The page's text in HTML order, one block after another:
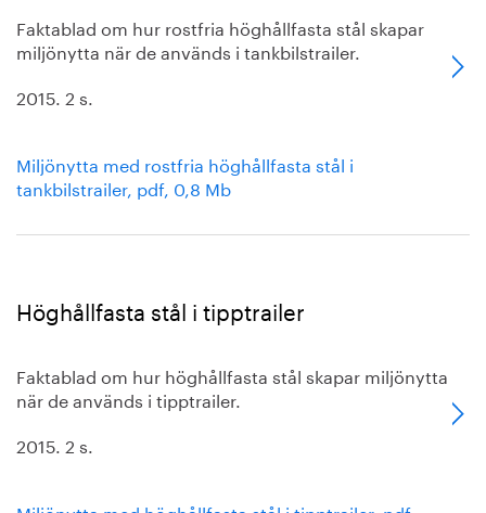
Faktablad om hur rostfria höghållfasta stål skapar
miljönytta när de används i tankbilstrailer.
2015. 2 s.
Miljönytta med rostfria höghållfasta stål i
tankbilstrailer, pdf, 0,8 Mb
Höghållfasta stål i tipptrailer
Faktablad om hur höghållfasta stål skapar miljönytta
när de används i tipptrailer.
2015. 2 s.